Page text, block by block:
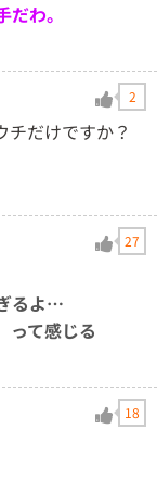
わ。
2
チだけですか？
27
るよ…
って感じる
18